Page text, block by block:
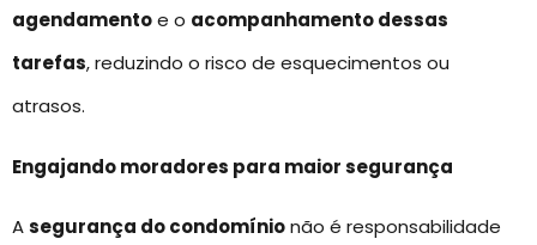
agendamentoe o acompanhamento dessas
tarefas, reduzindo o risco de esquecimentos ou
atrasos.
Engajando moradores para maior segurança
Asegurança do condomínionão é responsabilidade